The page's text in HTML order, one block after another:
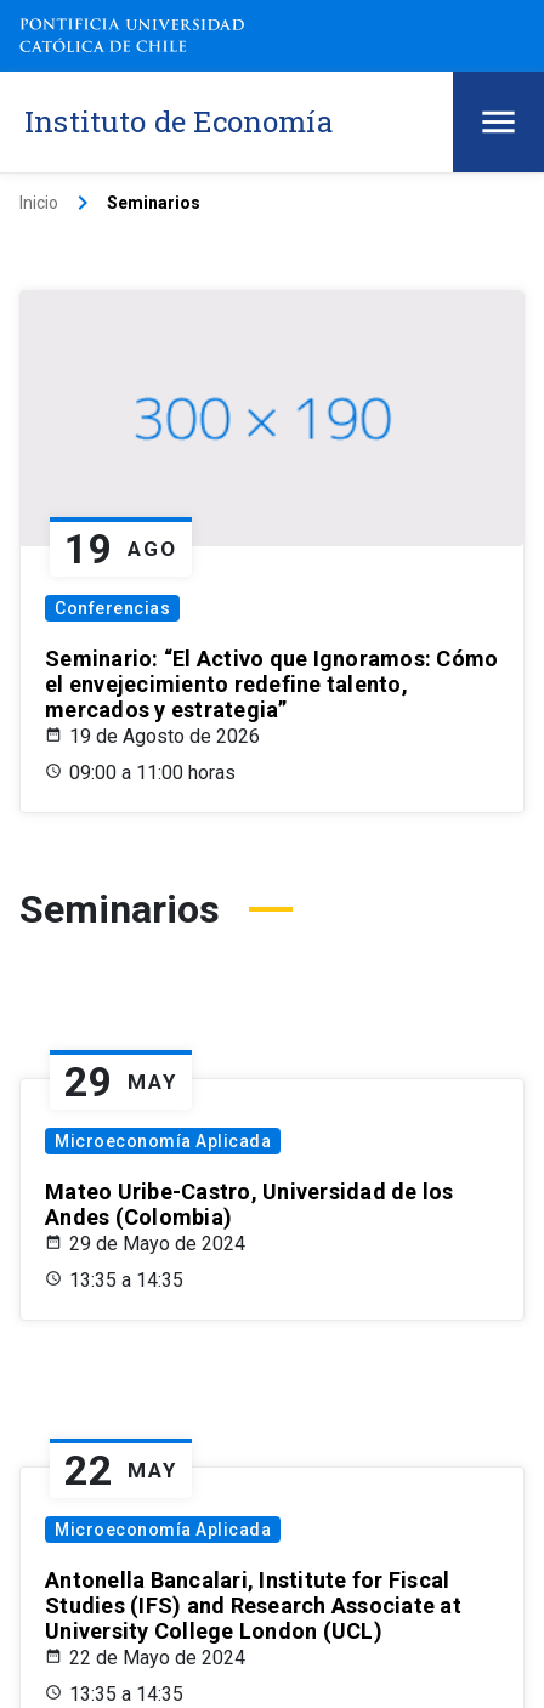
Instituto de Economía
Inicio keyboard_arrow_right Seminarios
19 AGO
Conferencias
Seminario: “El Activo que Ignoramos: Cómo
el envejecimiento redefine talento,
mercados y estrategia”
19 de Agosto de 2026
09:00 a 11:00 horas
Seminarios
29 MAY
Microeconomía Aplicada
Mateo Uribe-Castro, Universidad de los
Andes (Colombia)
29 de Mayo de 2024
13:35 a 14:35
22 MAY
Microeconomía Aplicada
Antonella Bancalari, Institute for Fiscal
Studies (IFS) and Research Associate at
University College London (UCL)
22 de Mayo de 2024
13:35 a 14:35